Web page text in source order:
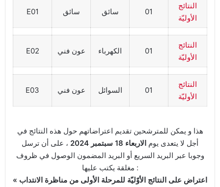
E01 سائق سائق 01
النتائج
الأوليّة
E02 عون فني الكهرباء 01
النتائج
الأوليّة
E03 عون فني السوائل 01
النتائج
الأوليّة
هذا و يمكن للمترشحين تقديم اعتراضاتهم حول هذه النتائج في
أجل لا يتعدى يوم الاربعاء 18 سبتمبر 2024
، على أن ترسل
وجوبا عبر البريد السريع أو البريد المضمون الوصول في ظروف
مغلقة يكتب عليها :
« اعتراض على النتائج الأوّليّة للمرحلة الأولى من مناظرة الانتداب